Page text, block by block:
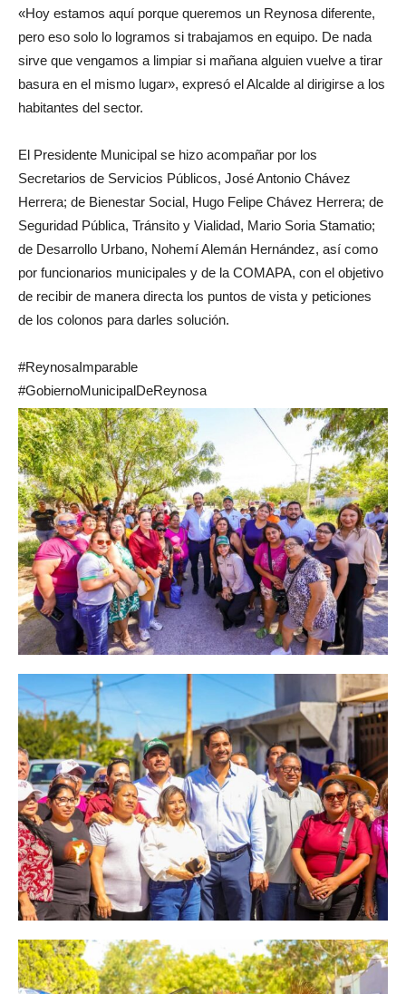
«Hoy estamos aquí porque queremos un Reynosa diferente,
pero eso solo lo logramos si trabajamos en equipo. De nada
sirve que vengamos a limpiar si mañana alguien vuelve a tirar
basura en el mismo lugar», expresó el Alcalde al dirigirse a los
habitantes del sector.
El Presidente Municipal se hizo acompañar por los
Secretarios de Servicios Públicos, José Antonio Chávez
Herrera; de Bienestar Social, Hugo Felipe Chávez Herrera; de
Seguridad Pública, Tránsito y Vialidad, Mario Soria Stamatio;
de Desarrollo Urbano, Nohemí Alemán Hernández, así como
por funcionarios municipales y de la COMAPA, con el objetivo
de recibir de manera directa los puntos de vista y peticiones
de los colonos para darles solución.
#ReynosaImparable
#GobiernoMunicipalDeReynosa